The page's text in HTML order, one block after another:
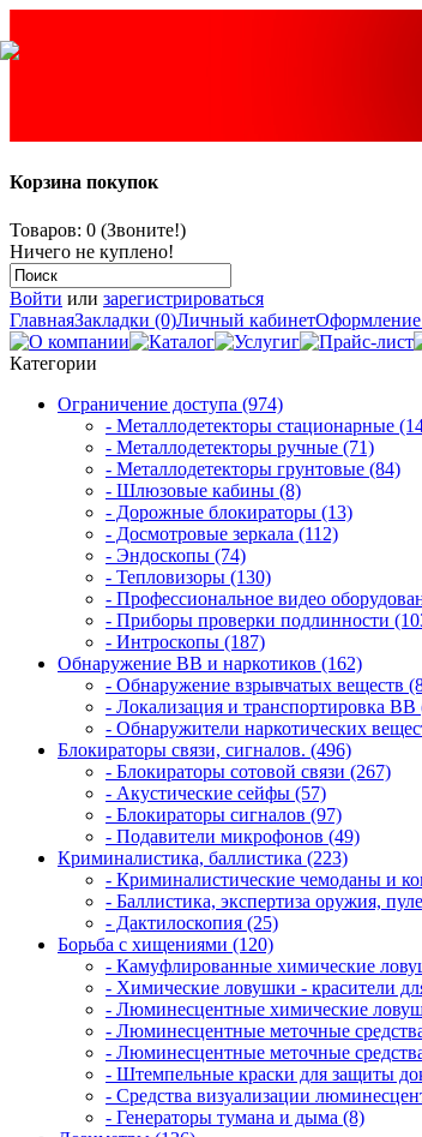
Корзина покупок
Товаров: 0 (Звоните!)
Ничего не куплено!
Войти или зарегистрироваться
ГлавнаяЗакладки (0)Личный кабинетОформление
Категории
Ограничение доступа (974)
- Металлодетекторы стационарные
- Металлодетекторы ручные (71)
- Металлодетекторы грунтовые (84)
- Шлюзовые кабины (8)
- Дорожные блокираторы (13)
- Досмотровые зеркала (112)
- Эндоскопы (74)
- Тепловизоры (130)
- Профессиональное видео
- Приборы проверки подлинности
- Интроскопы (187)
Обнаружение ВВ и наркотиков (162)
- Обнаружение взрывчатых веществ
- Локализация и транспортировка ВВ
- Обнаружители наркотических
Блокираторы связи, сигналов. (496)
- Блокираторы сотовой связи (267)
- Акустические сейфы (57)
- Блокираторы сигналов (97)
- Подавители микрофонов (49)
Криминалистика, баллистика (223)
- Криминалистические чемоданы и
- Баллистика, экспертиза оружия,
- Дактилоскопия (25)
Борьба с хищениями (120)
- Камуфлированные химические
- Химические ловушки - красители
- Люминесцентные химические
- Люминесцентные меточные
- Люминесцентные меточные
- Штемпельные краски для защиты
- Средства визуализации
- Генераторы тумана и дыма (8)